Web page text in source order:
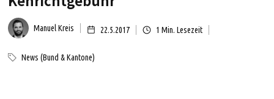
Manuel Kreis 22.5.2017 1 Min. Lesezeit
News (Bund & Kantone)